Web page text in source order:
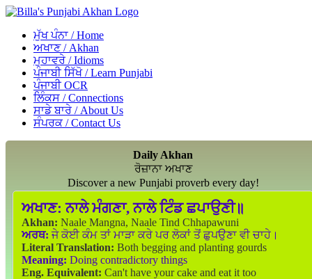
ਮੁੱਖ ਪੰਨਾ / Home
ਅਖਾਣ / Akhan
ਮੁਹਾਵਰੇ / Idioms
ਪੰਜਾਬੀ ਸਿੱਖੋ / Learn Punjabi
ਪੰਜਾਬੀ OCR
ਲਿੰਕਸ / Connections
ਸਾਡੇ ਬਾਰੇ / About Us
ਸੰਪਰਕ / Contact Us
Daily Akhan
ਰੋਜ਼ਾਨਾ ਅਖਾਣ
Discover a new Punjabi proverb every day!
ਅਖਾਣ: ਨਾਲੇ ਮੰਗਣਾ, ਨਾਲੇ ਟਿੰਡ ਛਪਾਉਣੀ॥
Akhan: Naale Mangna, Naale Tind Chhapawuni
ਅਰਥ: ਜੇ ਕੋਈ ਕੰਮ ਤਾਂ ਮਾੜਾ ਕਰੇ ਪਰ ਲੋਕਾਂ ਤੋਂ ਛੁਪਉਣਾ ਵੀ ਚਾਹੇ।
Literal Translation: Both begging and planting gourds
Meaning: Doing contradictory things
Eng. Equivalent: Can't have your cake and eat it too